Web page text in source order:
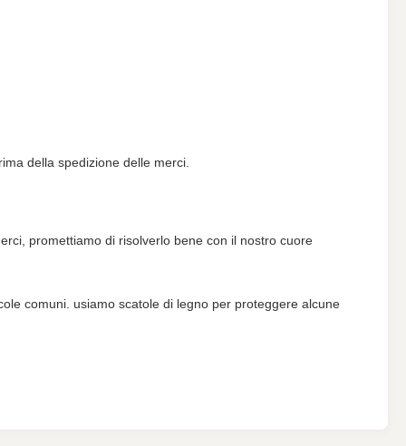
della spedizione delle merci.
promettiamo di risolverlo bene con il nostro cuore
comuni. usiamo scatole di legno per proteggere alcune